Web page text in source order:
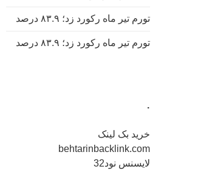
تورم تیر ماه رکورد زد؛ ۸۳.۹ درصد
تورم تیر ماه رکورد زد؛ ۸۳.۹ درصد
.
خرید بک لینک
behtarinbacklink.com
لایسنس نود32